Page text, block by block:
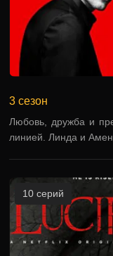
3 сезон
Любовь, дружба и
линией. Линда и
10 серий